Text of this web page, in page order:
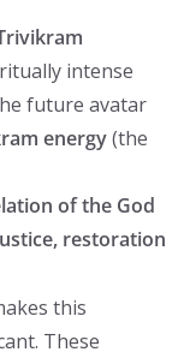
intense
future avatar
energy(the
of the God
restoration
this
These